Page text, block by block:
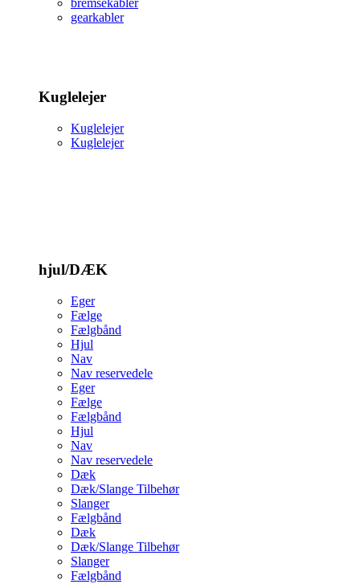
bremsekabler
gearkabler
Kuglelejer
Kuglelejer
Kuglelejer
hjul/DÆK
Eger
Fælge
Fælgbånd
Hjul
Nav
Nav reservedele
Eger
Fælge
Fælgbånd
Hjul
Nav
Nav reservedele
Dæk
Dæk/Slange Tilbehør
Slanger
Fælgbånd
Dæk
Dæk/Slange Tilbehør
Slanger
Fælgbånd